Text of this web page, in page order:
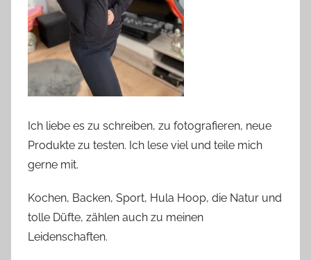
Ich liebe es zu schreiben, zu fotografieren, neue
Produkte zu testen. Ich lese viel und teile mich
gerne mit.
Kochen, Backen, Sport, Hula Hoop, die Natur und
tolle Düfte, zählen auch zu meinen
Leidenschaften.